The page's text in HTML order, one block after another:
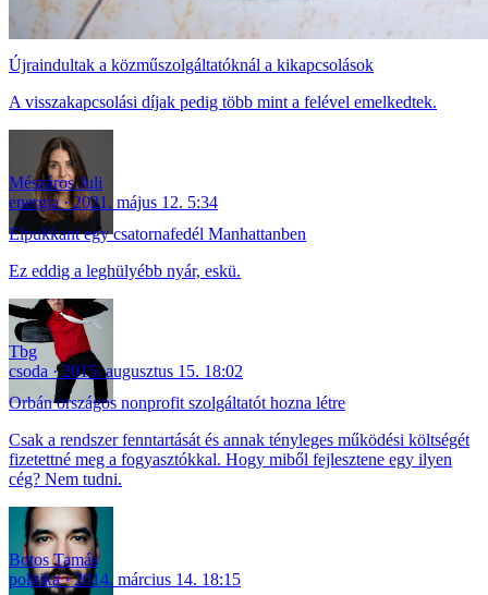
Újraindultak a közműszolgáltatóknál a kikapcsolások
A visszakapcsolási díjak pedig több mint a felével emelkedtek.
Mészáros Juli
energia
2021. május 12. 5:34
Elpukkant egy csatornafedél Manhattanben
Ez eddig a leghülyébb nyár, eskü.
Tbg
csoda
2015. augusztus 15. 18:02
Orbán országos nonprofit szolgáltatót hozna létre
Csak a rendszer fenntartását és annak tényleges működési költségét
fizetettné meg a fogyasztókkal. Hogy miből fejlesztene egy ilyen
cég? Nem tudni.
Botos Tamás
politika
2014. március 14. 18:15